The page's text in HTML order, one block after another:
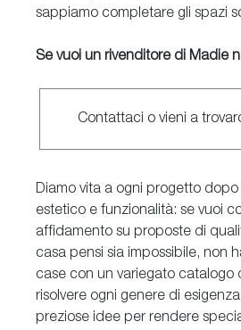
sappiamo completare gli spazi
Se vuoi un rivenditore di Madie
Contattaci o vieni a
Diamo vita a ogni progetto
estetico e funzionalità: se vuoi
affidamento su proposte di
casa pensi sia impossibile, non
case con un variegato catalogo
risolvere ogni genere di
preziose idee per rendere